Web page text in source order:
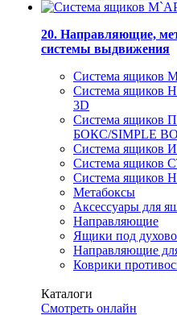
20. Направляющие,
системы выдвижения
Система ящиков
Система ящиков
3D
Система ящиков
БОКС/SIMPLE
Система ящиков
Система ящиков
Система ящиков
Метабоксы
Аксессуары для
Направляющие
Ящики под
Направляющие
Коврики
Каталоги
Смотреть онлайн